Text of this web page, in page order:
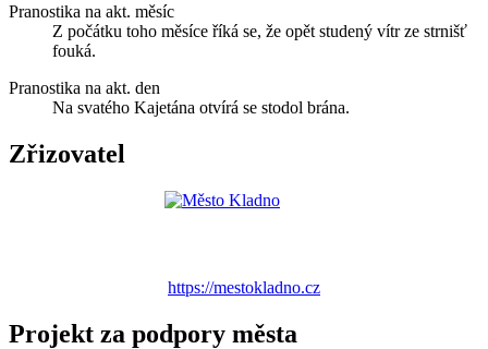
Pranostika na akt. měsíc
Z počátku toho měsíce říká se, že opět studený vítr ze strnišť
fouká.
Pranostika na akt. den
Na svatého Kajetána otvírá se stodol brána.
Zřizovatel
https://mestokladno.cz
Projekt za podpory města